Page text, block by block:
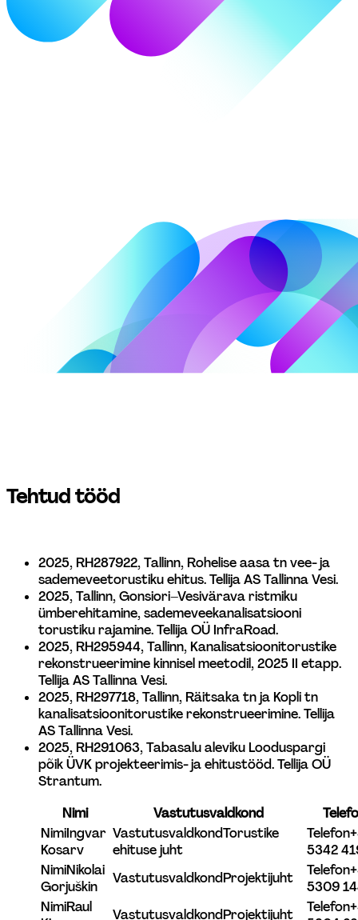
Tehtud tööd
2025, RH287922, Tallinn, Rohelise aasa tn vee- ja
sademeveetorustiku ehitus. Tellija AS Tallinna Vesi.
2025, Tallinn, Gonsiori–Vesivärava ristmiku
ümberehitamine, sademeveekanalisatsiooni
torustiku rajamine. Tellija OÜ InfraRoad.
2025, RH295944, Tallinn, Kanalisatsioonitorustike
rekonstrueerimine kinnisel meetodil, 2025 II etapp.
Tellija AS Tallinna Vesi.
2025, RH297718, Tallinn, Räitsaka tn ja Kopli tn
kanalisatsioonitorustike rekonstrueerimine. Tellija
AS Tallinna Vesi.
2025, RH291063, Tabasalu aleviku Looduspargi
põik ÜVK projekteerimis- ja ehitustööd. Tellija OÜ
Strantum.
Nimi
Vastutusvaldkond
NimiIngvar
Kosarv
VastutusvaldkondTorustike
ehituse juht
Telefon
5342
NimiNikolai
Gorjuškin
VastutusvaldkondProjektijuht Telefon
5309
NimiRaul
VastutusvaldkondProjektijuht Telefon